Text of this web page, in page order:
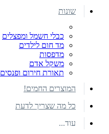
שונות
כבלי חשמל ומפצלים
מד חום לילדים
מדפסות
משקל אדם
תאורת חירום ופנסים
המוצרים החמים!
כל מה שצריך לדעת
עוד...